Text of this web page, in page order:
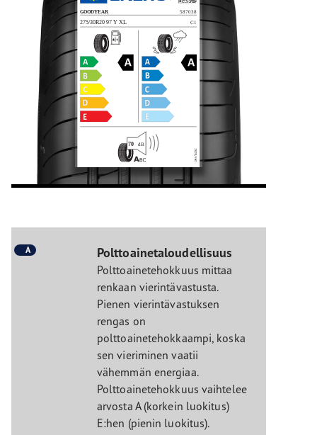
A Polttoainetaloudellisuus
Polttoainetehokkuus mittaa
renkaan vierintävastusta.
Pienen vierintävastuksen
rengas on
polttoainetehokkaampi, koska
sen vieriminen vaatii
vähemmän energiaa.
Polttoainetehokkuus vaihtelee
arvosta A (korkein luokitus)
E:hen (pienin luokitus).